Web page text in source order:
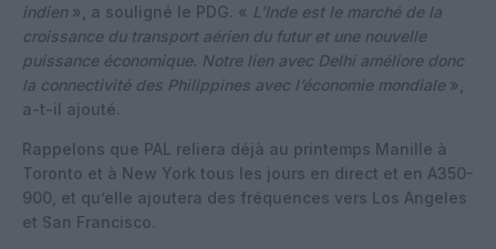
indien », a souligné le PDG. « L’Inde est le marché de la
croissance du transport aérien du futur et une nouvelle
puissance économique. Notre lien avec Delhi améliore donc
la connectivité des Philippines avec l’économie mondiale »,
a-t-il ajouté.
Rappelons que PAL reliera déjà au printemps Manille à
Toronto et à New York tous les jours en direct et en A350-
900, et qu’elle ajoutera des fréquences vers Los Angeles
et San Francisco.